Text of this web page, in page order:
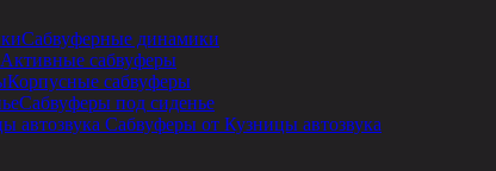
Сабвуферные динамики
Активные сабвуферы
Корпусные сабвуферы
Сабвуферы под сиденье
Сабвуферы от Кузницы автозвука